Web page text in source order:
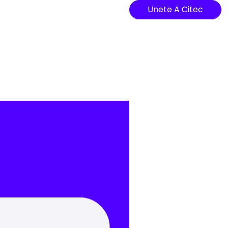
Unete A Citec